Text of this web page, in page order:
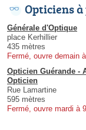
Opticiens
Générale d'Optique
place Kerhillier
435 mètres
Fermé, ouvre demain
Opticien Guérande -
Opticien
Rue Lamartine
595 mètres
Fermé, ouvre mardi à